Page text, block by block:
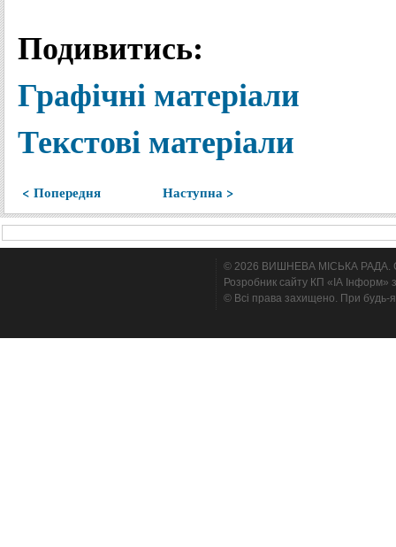
Подивитись:
Графічні матеріали
Текстові матеріали
< Попередня Наступна >
© 2026 ВИШНЕВА МІСЬКА РАДА.
Розробник сайту КП «ІА Інформ»
© Всі права захищено. При будь-